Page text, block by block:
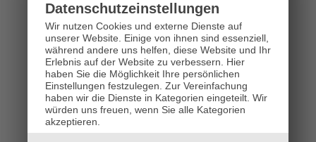
Datenschutz­einstellungen
Wir nutzen Cookies und externe Dienste auf
unserer Website. Einige von ihnen sind essenziell,
während andere uns helfen, diese Website und Ihr
Erlebnis auf der Website zu verbessern. Hier
haben Sie die Möglichkeit Ihre persönlichen
Einstellungen festzulegen. Zur Vereinfachung
haben wir die Dienste in Kategorien eingeteilt. Wir
würden uns freuen, wenn Sie alle Kategorien
akzeptieren.
aus denen du dein Deck zusammenstellen
kannst.
Wir spielen ein 3-Runden-Turnier
Format: Gym-Leader-Challenge
3 Runden best-of-one nach Schweizer System